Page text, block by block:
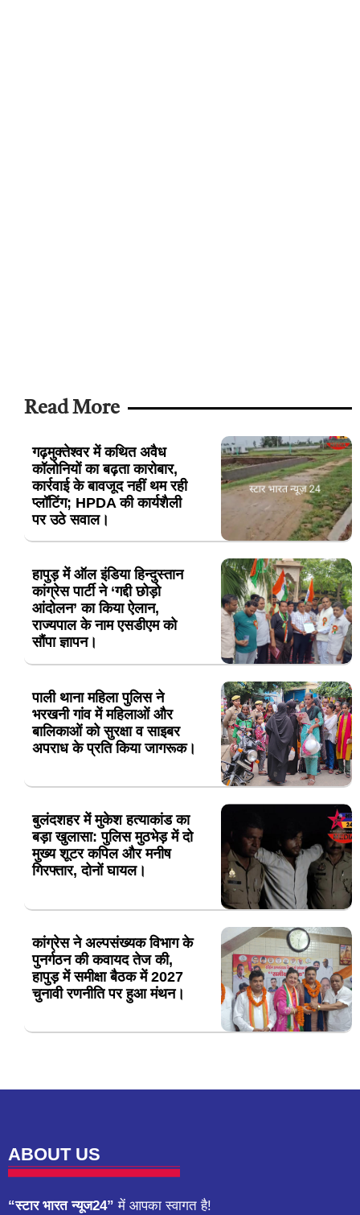
Read More
गढ़मुक्तेश्वर में कथित अवैध
कॉलोनियों का बढ़ता कारोबार,
कार्रवाई के बावजूद नहीं थम रही
प्लॉटिंग; HPDA की कार्यशैली
पर उठे सवाल।
हापुड़ में ऑल इंडिया हिन्दुस्तान
कांग्रेस पार्टी ने ‘गद्दी छोड़ो
आंदोलन’ का किया ऐलान,
राज्यपाल के नाम एसडीएम को
सौंपा ज्ञापन।
पाली थाना महिला पुलिस ने
भरखनी गांव में महिलाओं और
बालिकाओं को सुरक्षा व साइबर
अपराध के प्रति किया जागरूक।
बुलंदशहर में मुकेश हत्याकांड का
बड़ा खुलासा: पुलिस मुठभेड़ में दो
मुख्य शूटर कपिल और मनीष
गिरफ्तार, दोनों घायल।
कांग्रेस ने अल्पसंख्यक विभाग के
पुनर्गठन की कवायद तेज की,
हापुड़ में समीक्षा बैठक में 2027
चुनावी रणनीति पर हुआ मंथन।
ABOUT US
“स्टार भारत न्यूज24” में आपका स्वागत है!